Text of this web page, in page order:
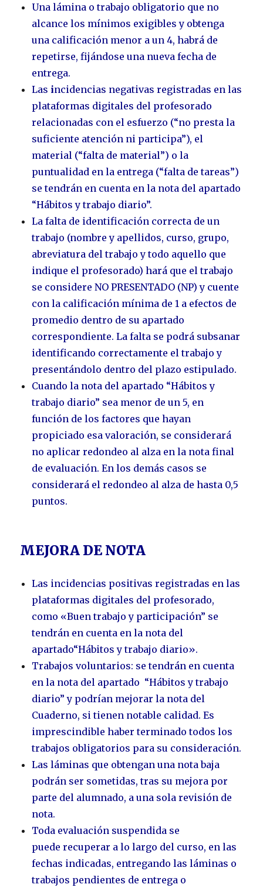
Una lámina o trabajo obligatorio que no
alcance los mínimos exigibles y obtenga
una calificación menor a un 4, habrá de
repetirse, fijándose una nueva fecha de
entrega.
Las incidencias negativas registradas en las
plataformas digitales del profesorado
relacionadas con el esfuerzo (“no presta la
suficiente atención ni participa”), el
material (“falta de material”) o la
puntualidad en la entrega (“falta de tareas”)
se tendrán en cuenta en la nota del apartado
“Hábitos y trabajo diario”.
La falta de identificación correcta de un
trabajo (nombre y apellidos, curso, grupo,
abreviatura del trabajo y todo aquello que
indique el profesorado) hará que el trabajo
se considere NO PRESENTADO (NP) y cuente
con la calificación mínima de 1 a efectos de
promedio dentro de su apartado
correspondiente. La falta se podrá subsanar
identificando correctamente el trabajo y
presentándolo dentro del plazo estipulado.
Cuando la nota del apartado “Hábitos y
trabajo diario” sea menor de un 5, en
función de los factores que hayan
propiciado esa valoración, se considerará
no aplicar redondeo al alza en la nota final
de evaluación. En los demás casos se
considerará el redondeo al alza de hasta 0,5
puntos.
MEJORA DE NOTA
Las incidencias positivas registradas en las
plataformas digitales del profesorado,
como «Buen trabajo y participación” se
tendrán en cuenta en la nota del
apartado“Hábitos y trabajo diario».
Trabajos voluntarios: se tendrán en cuenta
en la nota del apartado “Hábitos y trabajo
diario” y podrían mejorar la nota del
Cuaderno, si tienen notable calidad. Es
imprescindible haber terminado todos los
trabajos obligatorios para su consideración.
Las láminas que obtengan una nota baja
podrán ser sometidas, tras su mejora por
parte del alumnado, a una sola revisión de
nota.
Toda evaluación suspendida se
puede recuperar a lo largo del curso, en las
fechas indicadas, entregando las láminas o
trabajos pendientes de entrega o